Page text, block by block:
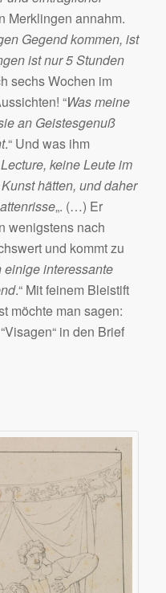
Merklingen annahm.
Gegend kommen, ist
ist nur 5 Stunden
sechs Wochen im
“Was meine
an Geistesgenuß
.“ Und was ihm
keine Leute im
hätten, und daher
„. (…) Er
wenigstens nach
und kommt zu
interessante
.“ Mit feinem Bleistift
möchte man sagen:
in den Brief